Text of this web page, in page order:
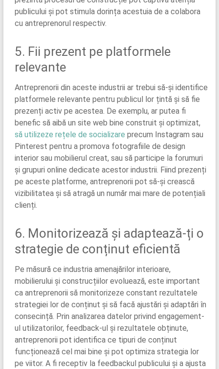
publicului și pot stimula dorința acestuia de a colabora
cu antreprenorul respectiv.
5. Fii prezent pe platformele
relevante
Antreprenorii din aceste industrii ar trebui să-și identifice
platformele relevante pentru publicul lor țintă și să fie
prezenți activ pe acestea. De exemplu, ar putea fi
benefic să aibă un site web bine construit și optimizat,
să utilizeze rețele de socializare precum Instagram sau
Pinterest pentru a promova fotografiile de design
interior sau mobilierul creat, sau să participe la forumuri
și grupuri online dedicate acestor industrii. Fiind prezenți
pe aceste platforme, antreprenorii pot să-și crească
vizibilitatea și să atragă un număr mai mare de potențiali
clienți.
6. Monitorizează și adaptează-ți o
strategie de conținut eficientă
Pe măsură ce industria amenajărilor interioare,
mobilierului și construcțiilor evoluează, este important
ca antreprenorii să monitorizeze constant rezultatele
strategiei lor de conținut și să facă ajustări și adaptări în
consecință. Prin analizarea datelor privind engagement-
ul utilizatorilor, feedback-ul și rezultatele obținute,
antreprenorii pot identifica ce tipuri de conținut
funcționează cel mai bine și pot optimiza strategia lor
pe viitor. A fi receptiv la feedbackul publicului și a ajusta